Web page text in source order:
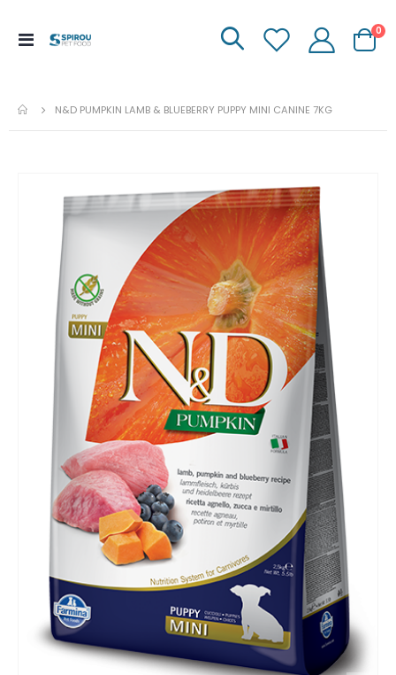
Menu
0
N&D PUMPKIN LAMB & BLUEBERRY PUPPY MINI CANINE 7KG
imagens